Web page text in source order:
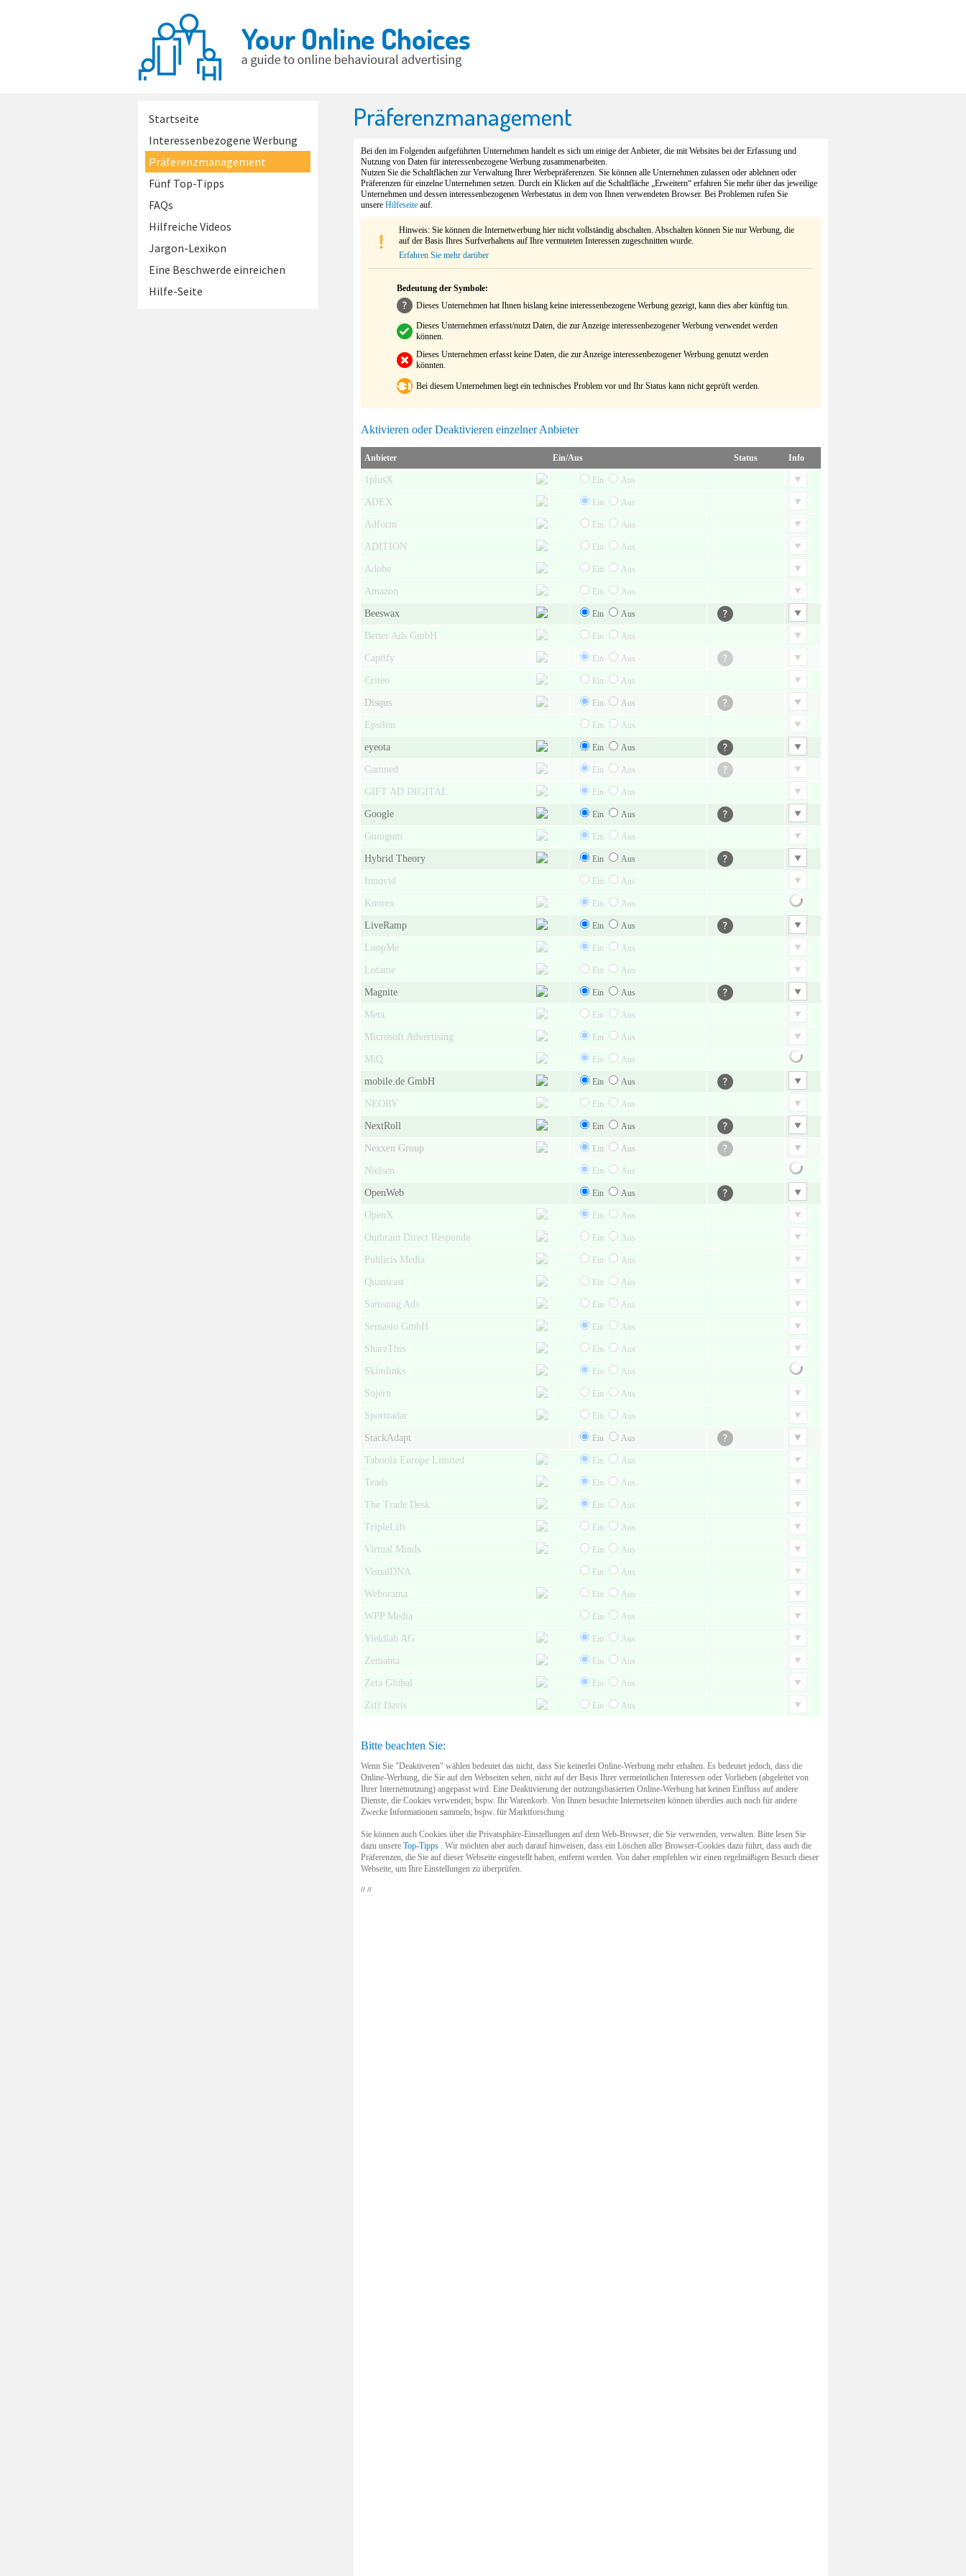
Startseite
Interessenbezogene Werbung
Präferenzmanagement
Fünf Top-Tipps
FAQs
Hilfreiche Videos
Jargon-Lexikon
Eine Beschwerde einreichen
Hilfe-Seite
Präferenzmanagement
Bei den im Folgenden aufgeführten Unternehmen handelt es sich um einige der Anbieter, die mit Websites bei der Erfassung und
Nutzung von Daten für interessenbezogene Werbung zusammenarbeiten.
Nutzen Sie die Schaltflächen zur Verwaltung Ihrer Werbepräferenzen. Sie können alle Unternehmen zulassen oder ablehnen oder
Präferenzen für einzelne Unternehmen setzen. Durch ein Klicken auf die Schaltfläche „Erweitern“ erfahren Sie mehr über das jeweilige
Unternehmen und dessen interessenbezogenen Werbestatus in dem von Ihnen verwendeten Browser. Bei Problemen rufen Sie
unsere Hilfeseite auf.
Hinweis: Sie können die Internetwerbung hier nicht vollständig abschalten. Abschalten können Sie nur Werbung, die
auf der Basis Ihres Surfverhaltens auf Ihre vermuteten Interessen zugeschnitten wurde.
Erfahren Sie mehr darüber
Bedeutung der Symbole:
Dieses Unternehmen hat Ihnen bislang keine interessenbezogene Werbung gezeigt, kann dies aber künftig tun.
Dieses Unternehmen erfasst/nutzt Daten, die zur Anzeige interessenbezogener Werbung verwendet werden
können.
Dieses Unternehmen erfasst keine Daten, die zur Anzeige interessenbezogener Werbung genutzt werden
könnten.
Bei diesem Unternehmen liegt ein technisches Problem vor und Ihr Status kann nicht geprüft werden.